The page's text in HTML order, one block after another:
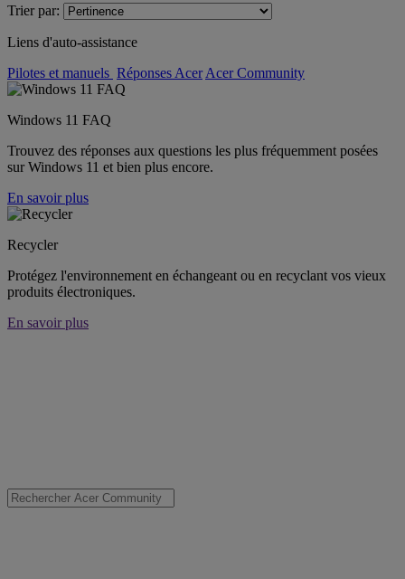
Trier par:
Liens d'auto-assistance
Pilotes et manuels Réponses Acer Acer Community
Windows 11 FAQ
Trouvez des réponses aux questions les plus fréquemment posées
sur Windows 11 et bien plus encore.
En savoir plus
Recycler
Protégez l'environnement en échangeant ou en recyclant vos vieux
produits électroniques.
En savoir plus